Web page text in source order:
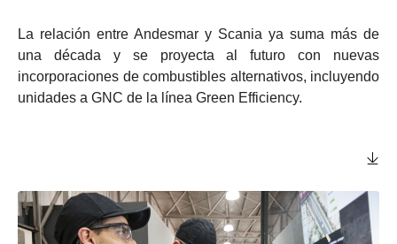
La relación entre Andesmar y Scania ya suma más de
una década y se proyecta al futuro con nuevas
incorporaciones de combustibles alternativos, incluyendo
unidades a GNC de la línea Green Efficiency.